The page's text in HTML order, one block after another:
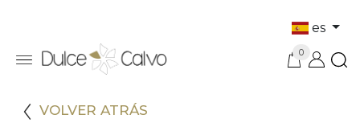
es
0
VOLVER ATRÁS